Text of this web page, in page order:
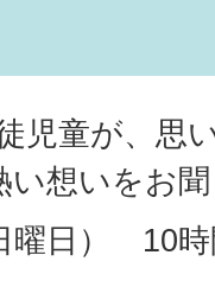
児童が、思
い想いをお
曜日）